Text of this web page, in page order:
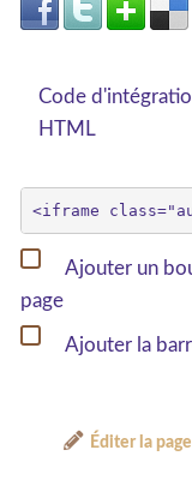
Code
HTML
Ajouter un
page
Ajouter la
Éditer la page